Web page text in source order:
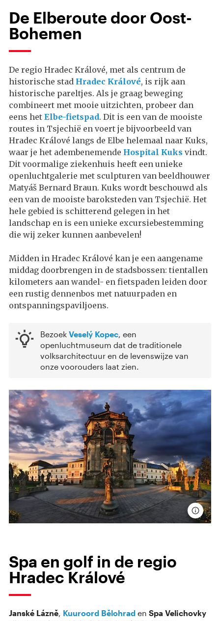
De Elberoute door Oost-
Bohemen
De regio Hradec Králové, met als centrum de
historische stad Hradec Králové, is rijk aan
historische pareltjes. Als je graag beweging
combineert met mooie uitzichten, probeer dan
eens het Elbe-fietspad. Dit is een van de mooiste
routes in Tsjechië en voert je bijvoorbeeld van
Hradec Králové langs de Elbe helemaal naar Kuks,
waar je het adembenemende Hospital Kuks vindt.
Dit voormalige ziekenhuis heeft een unieke
openluchtgalerie met sculpturen van beeldhouwer
Matyáš Bernard Braun. Kuks wordt beschouwd als
een van de mooiste baroksteden van Tsjechië. Het
hele gebied is schitterend gelegen in het
landschap en is een unieke excursiebestemming
die wij zeker kunnen aanbevelen!
Midden in Hradec Králové kan je een aangename
middag doorbrengen in de stadsbossen: tientallen
kilometers aan wandel- en fietspaden leiden door
een rustig dennenbos met natuurpaden en
ontspanningspaviljoens.
Bezoek Veselý Kopec , een
openluchtmuseum dat de traditionele
volksarchitectuur en de levenswijze van
onze voorouders laat zien.
Spa en golf in de regio
Hradec Králové
Janské Lázně, Kuuroord Bělohrad en Spa Velichovky